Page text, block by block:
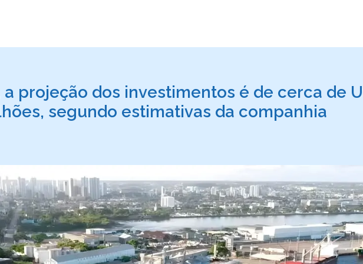
a projeção dos investimentos é de cerca de
segundo estimativas da companhia